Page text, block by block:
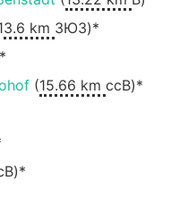
km ЗЮЗ)*
(15.66 km ссВ)*